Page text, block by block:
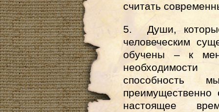
считать
5. Души,
человеческим
обучены – к
способность
настоящее